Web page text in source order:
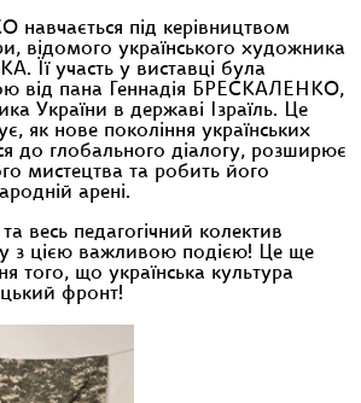
навчається під керівництвом
відомого українського художника
участь у виставці була
від пана Геннадія БРЕСКАЛЕНКО,
України в державі Ізраїль. Це
як нове покоління українських
до глобального діалогу, розширює
мистецтва та робить його
арені.
весь педагогічний колектив
з цією важливою подією! Це ще
того, що українська культура
фронт!